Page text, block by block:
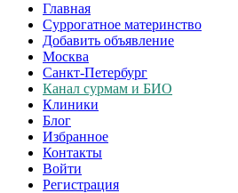
Главная
Суррогатное материнство
Добавить объявление
Москва
Санкт-Петербург
Канал сурмам и БИО
Клиники
Блог
Избранное
Контакты
Войти
Регистрация